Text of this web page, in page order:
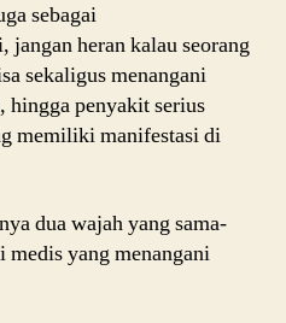
sebagai
jangan heran kalau seorang
sekaligus menangani
hingga penyakit serius
memiliki manifestasi di
dua wajah yang sama-
medis yang menangani